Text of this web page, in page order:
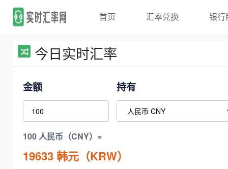
首页 汇率兑换 银行
今日实时汇率
金额 持有
100 人民币（CNY）=
19633韩元（KRW）